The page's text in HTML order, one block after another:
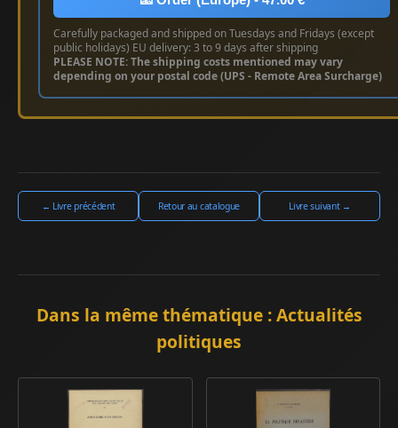
Carefully packaged and shipped on Tuesdays and Fridays (except
public holidays) EU delivery: 3 to 9 days after shipping
PLEASE NOTE: The shipping costs mentioned may vary
depending on your postal code (UPS - Remote Area Surcharge)
← Livre précédent Retour au catalogue Livre suivant →
Dans la même thématique : Actualités
politiques